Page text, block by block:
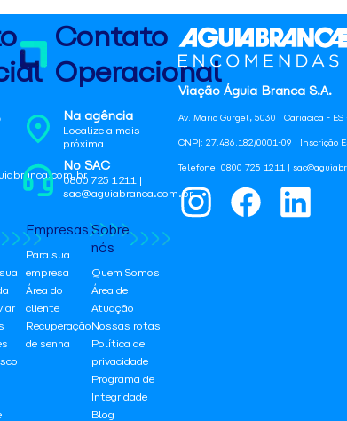
Viação Águia Branca S.A.
Av. Mario Gurgel, 5030 | Cariacica - ES
CNPJ: 27.486.182/0001-09 | Inscrição
Telefone: 0800 725 1211 |
Contato
Operacional
Na agência
Localize a mais
próxima
No SAC
0800 725 1211 |
sac@aguiabranca.com.br
Empresas
Para sua
empresa
Área do
cliente
Recuperação
de senha
Sobre
nós
Quem Somos
Área de
Atuação
Nossas rotas
Política de
privacidade
Programa de
Integridade
Blog